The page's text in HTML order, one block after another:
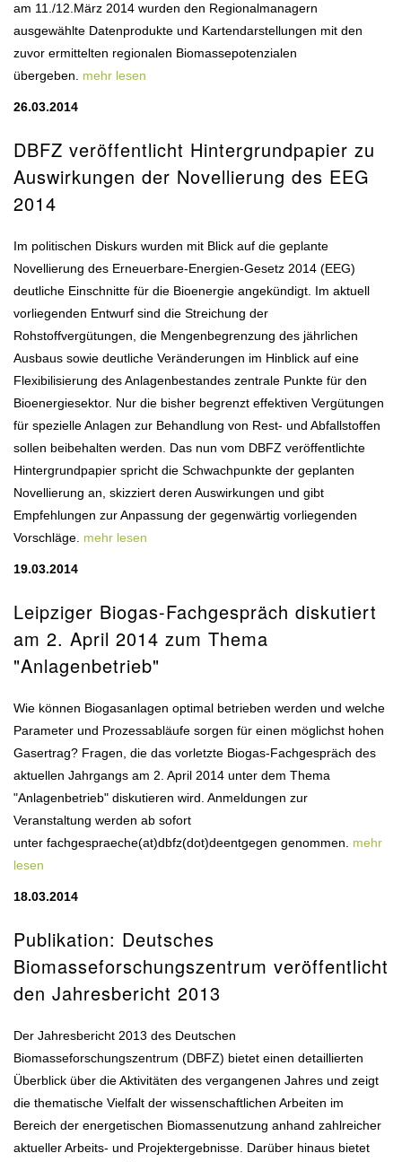
am 11./12.März 2014 wurden den Regionalmanagern
ausgewählte Datenprodukte und Kartendarstellungen mit den
zuvor ermittelten regionalen Biomassepotenzialen
übergeben. mehr lesen
26.03.2014
DBFZ veröffentlicht Hintergrundpapier zu
Auswirkungen der Novellierung des EEG
2014
Im politischen Diskurs wurden mit Blick auf die geplante
Novellierung des Erneuerbare-Energien-Gesetz 2014 (EEG)
deutliche Einschnitte für die Bioenergie angekündigt. Im aktuell
vorliegenden Entwurf sind die Streichung der
Rohstoffvergütungen, die Mengenbegrenzung des jährlichen
Ausbaus sowie deutliche Veränderungen im Hinblick auf eine
Flexibilisierung des Anlagenbestandes zentrale Punkte für den
Bioenergiesektor. Nur die bisher begrenzt effektiven Vergütungen
für spezielle Anlagen zur Behandlung von Rest- und Abfallstoffen
sollen beibehalten werden. Das nun vom DBFZ veröffentlichte
Hintergrundpapier spricht die Schwachpunkte der geplanten
Novellierung an, skizziert deren Auswirkungen und gibt
Empfehlungen zur Anpassung der gegenwärtig vorliegenden
Vorschläge. mehr lesen
19.03.2014
Leipziger Biogas-Fachgespräch diskutiert
am 2. April 2014 zum Thema
"Anlagenbetrieb"
Wie können Biogasanlagen optimal betrieben werden und welche
Parameter und Prozessabläufe sorgen für einen möglichst hohen
Gasertrag? Fragen, die das vorletzte Biogas-Fachgespräch des
aktuellen Jahrgangs am 2. April 2014 unter dem Thema
"Anlagenbetrieb" diskutieren wird. Anmeldungen zur
Veranstaltung werden ab sofort
unter fachgespraeche(at)dbfz(dot)deentgegen genommen. mehr
lesen
18.03.2014
Publikation: Deutsches
Biomasseforschungszentrum veröffentlicht
den Jahresbericht 2013
Der Jahresbericht 2013 des Deutschen
Biomasseforschungszentrum (DBFZ) bietet einen detaillierten
Überblick über die Aktivitäten des vergangenen Jahres und zeigt
die thematische Vielfalt der wissenschaftlichen Arbeiten im
Bereich der energetischen Biomassenutzung anhand zahlreicher
aktueller Arbeits- und Projektergebnisse. Darüber hinaus bietet